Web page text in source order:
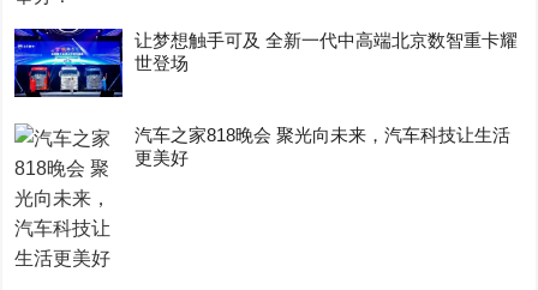
让梦想触手可及 全新一代中高端北京数智重卡耀
世登场
汽车之家818晚会 聚光向未来，汽车科技让生活
更美好